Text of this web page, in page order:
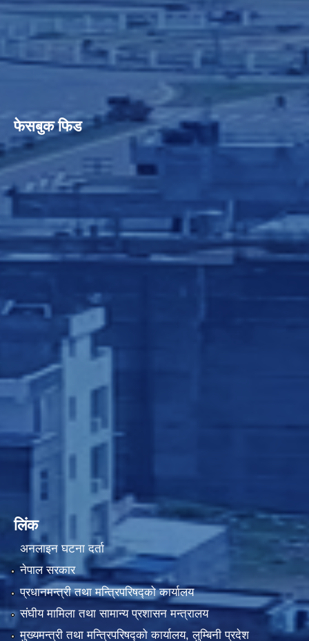
फेसबुक फिड
लिंक
अनलाइन घटना दर्ता
नेपाल सरकार
प्रधानमन्त्री तथा मन्त्रिपरिषद्को कार्यालय
संघीय मामिला तथा सामान्य प्रशासन मन्त्रालय
मुख्यमन्त्री तथा मन्त्रिपरिषद्को कार्यालय, लुम्बिनी प्रदेश